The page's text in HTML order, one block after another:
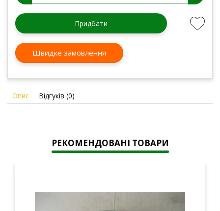
Придбати
Швидке замовлення
Опис Відгуків (0)
РЕКОМЕНДОВАНІ ТОВАРИ